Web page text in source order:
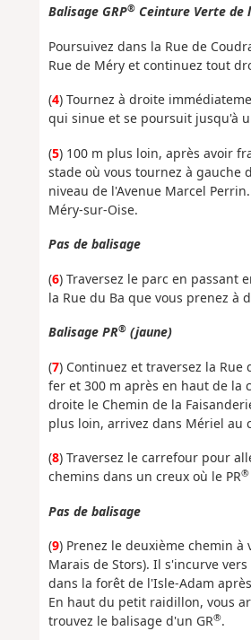
Balisage GRP®Ceinture Verte de
Poursuivez dans la Rue de
Rue de Méry et continuez tout
(4) Tournez à droite
qui sinue et se poursuit jusqu'à
(5) 100 m plus loin, après avoir
stade où vous tournez à gauche
niveau de l'Avenue Marcel
Méry-sur-Oise.
Pas de balisage
(6) Traversez le parc en passant
la Rue du Ba que vous prenez à
Balisage PR®(jaune)
(7) Continuez et traversez la Rue
fer et 300 m après en haut de la
droite le Chemin de la
plus loin, arrivez dans Mériel au
(8) Traversez le carrefour pour
chemins dans un creux où le PR®
Pas de balisage
(9) Prenez le deuxième chemin
Marais de Stors). Il s'incurve
dans la forêt de l'Isle-Adam
En haut du petit raidillon, vous
trouvez le balisage d'un GR®.